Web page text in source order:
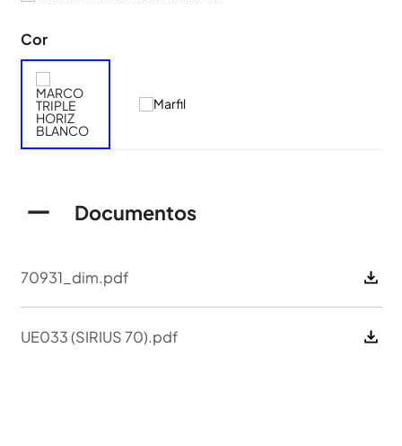
Cor
Documentos
70931_dim.pdf
UE033 (SIRIUS 70).pdf